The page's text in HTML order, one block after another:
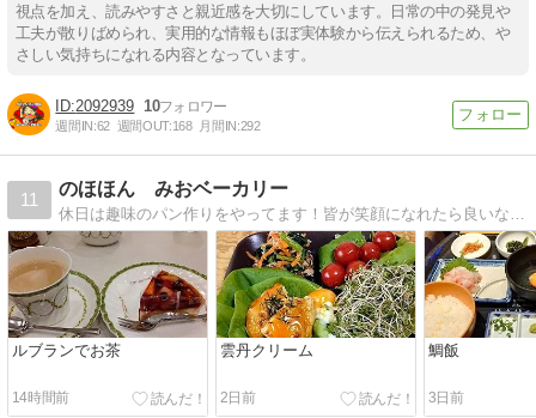
視点を加え、読みやすさと親近感を大切にしています。日常の中の発見や
工夫が散りばめられ、実用的な情報もほぼ実体験から伝えられるため、や
さしい気持ちになれる内容となっています。
2092939 10
週間IN:62 週間OUT:168 月間IN:292
11
のほほん みおベーカリー
休日は趣味のパン作りをやってます！皆が笑顔になれたら良いな(*^_^*)
ルブランでお茶
14時間前
雲丹クリーム
2日前
鯛飯
3日前